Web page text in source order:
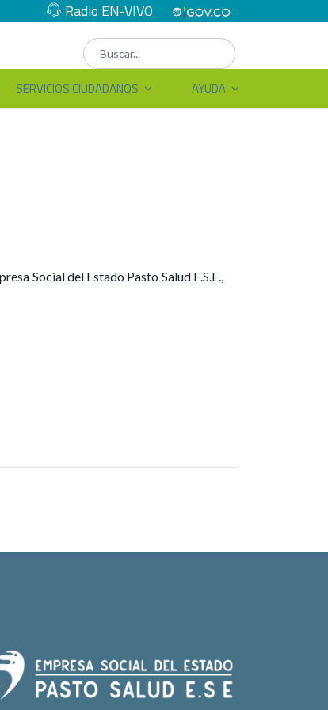
Radio EN-VIVO
SERVICIOS CIUDADANOS AYUDA
Social del Estado Pasto Salud E.S.E.,